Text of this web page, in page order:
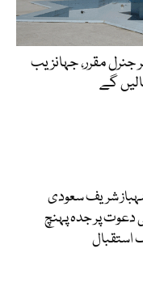
شریف سعودی
دعوت پر جدہ پہنچ
استقبال
مقرر، جہانزیب
گے